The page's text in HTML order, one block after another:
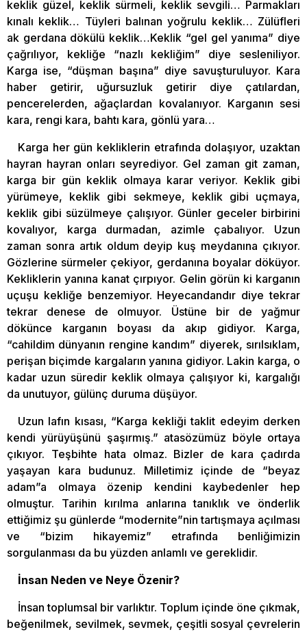
keklik güzel, keklik sürmeli, keklik sevgili… Parmakları
kınalı keklik… Tüyleri balınan yoğrulu keklik… Zülüfleri
ak gerdana dökülü keklik…Keklik “gel gel yanıma” diye
çağrılıyor, kekliğe “nazlı kekliğim” diye sesleniliyor.
Karga ise, “düşman başına” diye savuşturuluyor. Kara
haber getirir, uğursuzluk getirir diye çatılardan,
pencerelerden, ağaçlardan kovalanıyor. Karganın sesi
kara, rengi kara, bahtı kara, gönlü yara…
Karga her gün kekliklerin etrafında dolaşıyor, uzaktan
hayran hayran onları seyrediyor. Gel zaman git zaman,
karga bir gün keklik olmaya karar veriyor. Keklik gibi
yürümeye, keklik gibi sekmeye, keklik gibi uçmaya,
keklik gibi süzülmeye çalışıyor. Günler geceler birbirini
kovalıyor, karga durmadan, azimle çabalıyor. Uzun
zaman sonra artık oldum deyip kuş meydanına çıkıyor.
Gözlerine sürmeler çekiyor, gerdanına boyalar döküyor.
Kekliklerin yanına kanat çırpıyor. Gelin görün ki karganın
uçuşu kekliğe benzemiyor. Heyecandandır diye tekrar
tekrar denese de olmuyor. Üstüne bir de yağmur
dökünce karganın boyası da akıp gidiyor. Karga,
“cahildim dünyanın rengine kandım” diyerek, sırılsıklam,
perişan biçimde kargaların yanına gidiyor. Lakin karga, o
kadar uzun süredir keklik olmaya çalışıyor ki, kargalığı
da unutuyor, gülünç duruma düşüyor.
Uzun lafın kısası, “Karga kekliği taklit edeyim derken
kendi yürüyüşünü şaşırmış.” atasözümüz böyle ortaya
çıkıyor. Teşbihte hata olmaz. Bizler de kara çadırda
yaşayan kara budunuz. Milletimiz içinde de “beyaz
adam”a olmaya özenip kendini kaybedenler hep
olmuştur. Tarihin kırılma anlarına tanıklık ve önderlik
ettiğimiz şu günlerde “modernite”nin tartışmaya açılması
ve “bizim hikayemiz” etrafında benliğimizin
sorgulanması da bu yüzden anlamlı ve gereklidir.
İnsan Neden ve Neye Özenir?
İnsan toplumsal bir varlıktır. Toplum içinde öne çıkmak,
beğenilmek, sevilmek, sevmek, çeşitli sosyal çevrelerin